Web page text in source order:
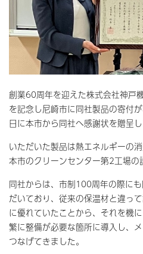
創業60周年を迎えた株式会社神戸
を記念し尼崎市に同社製品の寄付
日に本市から同社へ感謝状を贈呈し
いただいた製品は熱エネルギーの
本市のクリーンセンター第2工場の
同社からは、市制100周年の際に
だいており、従来の保温材と違っ
に優れていたことから、それを機
繁に整備が必要な箇所に導入し、
つなげてきました。